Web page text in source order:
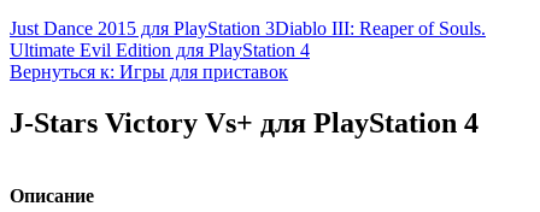
Just Dance 2015 для PlayStation 3Diablo III: Reaper of Souls.
Ultimate Evil Edition для PlayStation 4
Вернуться к: Игры для приставок
J-Stars Victory Vs+ для PlayStation 4
Описание